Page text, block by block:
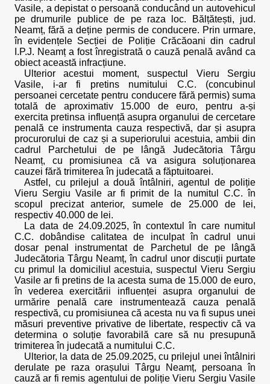
Vasile, a depistat o persoană conducând un autovehicul
pe drumurile publice de pe raza loc. Bălțătești, jud.
Neamț, fără a deține permis de conducere. Prin urmare,
în evidențele Secției de Poliție Crăcăoani din cadrul
I.P.J. Neamț a fost înregistrată o cauză penală având ca
obiect această infracțiune.
Ulterior acestui moment, suspectul Vieru Sergiu
Vasile, i-ar fi pretins numitului C.C. (concubinul
persoanei cercetate pentru conducere fără permis) suma
totală de aproximativ 15.000 de euro, pentru a-și
exercita pretinsa influență asupra organului de cercetare
penală ce instrumenta cauza respectivă, dar și asupra
procurorului de caz și a superiorului acestuia, ambii din
cadrul Parchetului de pe lângă Judecătoria Târgu
Neamț, cu promisiunea că va asigura soluționarea
cauzei fără trimiterea în judecată a făptuitoarei.
Astfel, cu prilejul a două întâlniri, agentul de poliție
Vieru Sergiu Vasile ar fi primit de la numitul C.C. în
scopul precizat anterior, sumele de 25.000 de lei,
respectiv 40.000 de lei.
La data de 24.09.2025, în contextul în care numitul
C.C. dobândise calitatea de inculpat în cadrul unui
dosar penal instrumentat de Parchetul de pe lângă
Judecătoria Târgu Neamț, în cadrul unor discuții purtate
cu primul la domiciliul acestuia, suspectul Vieru Sergiu
Vasile ar fi pretins de la acesta suma de 15.000 de euro,
în vederea exercitării influenței asupra organului de
urmărire penală care instrumentează cauza penală
respectivă, cu promisiunea că acesta nu va fi supus unei
măsuri preventive privative de libertate, respectiv că va
determina o soluție favorabilă care să nu presupună
trimiterea în judecată a numitului C.C.
Ulterior, la data de 25.09.2025, cu prilejul unei întâlniri
derulate pe raza orașului Târgu Neamț, persoana în
cauză ar fi remis agentului de poliție Vieru Sergiu Vasile